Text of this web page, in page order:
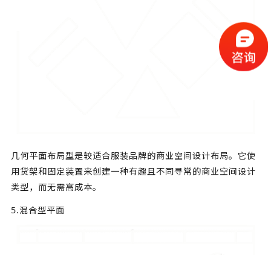
几何平面布局型是较适合服装品牌的商业空间设计布局。它使
用货架和固定装置来创建一种有趣且不同寻常的商业空间设计
类型，而无需高成本。
5.混合型平面